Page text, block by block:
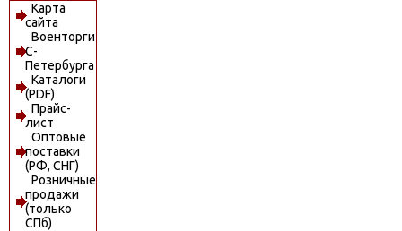
Карта
сайта
Военторги
С-
Петербурга
Каталоги
(PDF)
Прайс-
лист
Оптовые
поставки
(РФ, СНГ)
Розничные
продажи
(только
СПб)